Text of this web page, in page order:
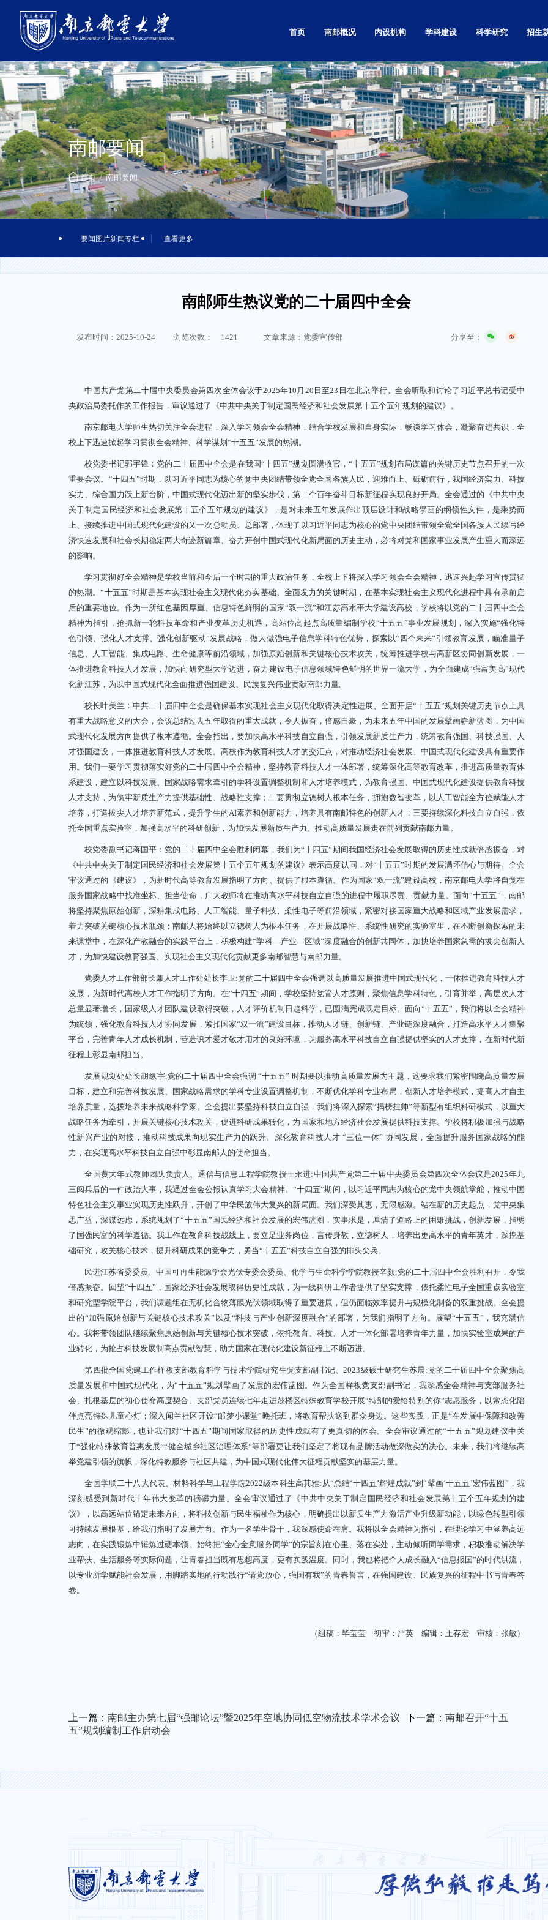
首页 南邮概况
学校章程
南邮精神
校标校训
南邮校史
南邮校歌
现任领导
视频展播
校园实景漫游
校园景色
校区地图
内设机构
教学机构
基层党的组织
科研机构
直属单位和其他
独立学院
学科建设 科学研究
社会科学研究
高等教育研究
科技基础条件平台
学术刊物
招生
研究生
留学生
继续教
就业信
南邮要闻
首页 南邮要闻
要闻图片新闻专栏 查看更多
南邮师生热议党的二十届四中全会
发布时间：2025-10-24 浏览次数： 1421 文章来源：党委宣传部 分享至：
中国共产党第二十届中央委员会第四次全体会议于2025年10月20日至23日在北京举行。全会听取和讨论了习近平总书记受中
央政治局委托作的工作报告，审议通过了《中共中央关于制定国民经济和社会发展第十五个五年规划的建议》。
南京邮电大学师生热切关注全会进程，深入学习领会全会精神，结合学校发展和自身实际，畅谈学习体会，凝聚奋进共识，全
校上下迅速掀起学习贯彻全会精神、科学谋划“十五五”发展的热潮。
校党委书记郭宇锋：党的二十届四中全会是在我国“十四五”规划圆满收官，“十五五”规划布局谋篇的关键历史节点召开的一次
重要会议。“十四五”时期，以习近平同志为核心的党中央团结带领全党全国各族人民，迎难而上、砥砺前行，我国经济实力、科技
实力、综合国力跃上新台阶，中国式现代化迈出新的坚实步伐，第二个百年奋斗目标新征程实现良好开局。全会通过的《中共中央
关于制定国民经济和社会发展第十五个五年规划的建议》，是对未来五年发展作出顶层设计和战略擘画的纲领性文件，是乘势而
上、接续推进中国式现代化建设的又一次总动员、总部署，体现了以习近平同志为核心的党中央团结带领全党全国各族人民续写经
济快速发展和社会长期稳定两大奇迹新篇章、奋力开创中国式现代化新局面的历史主动，必将对党和国家事业发展产生重大而深远
的影响。
学习贯彻好全会精神是学校当前和今后一个时期的重大政治任务，全校上下将深入学习领会全会精神，迅速兴起学习宣传贯彻
的热潮。“十五五”时期是基本实现社会主义现代化夯实基础、全面发力的关键时期，在基本实现社会主义现代化进程中具有承前启
后的重要地位。作为一所红色基因厚重、信息特色鲜明的国家“双一流”和江苏高水平大学建设高校，学校将以党的二十届四中全会
精神为指引，抢抓新一轮科技革命和产业变革历史机遇，高站位高起点高质量编制学校“十五五”事业发展规划，深入实施“强化特
色引领、强化人才支撑、强化创新驱动”发展战略，做大做强电子信息学科特色优势，探索以“四个未来”引领教育发展，瞄准量子
信息、人工智能、集成电路、生命健康等前沿领域，加强原始创新和关键核心技术攻关，统筹推进学校与高新区协同创新发展，一
体推进教育科技人才发展，加快向研究型大学迈进，奋力建设电子信息领域特色鲜明的世界一流大学，为全面建成“强富美高”现代
化新江苏，为以中国式现代化全面推进强国建设、民族复兴伟业贡献南邮力量。
校长叶美兰：中共二十届四中全会是确保基本实现社会主义现代化取得决定性进展、全面开启“十五五”规划关键历史节点上具
有重大战略意义的大会，会议总结过去五年取得的重大成就，令人振奋，倍感自豪，为未来五年中国的发展擘画崭新蓝图，为中国
式现代化发展方向提供了根本遵循。全会指出，要加快高水平科技自立自强，引领发展新质生产力，统筹教育强国、科技强国、人
才强国建设，一体推进教育科技人才发展。高校作为教育科技人才的交汇点，对推动经济社会发展、中国式现代化建设具有重要作
用。我们一要学习贯彻落实好党的二十届四中全会精神，坚持教育科技人才一体部署，统筹深化高等教育改革，推进高质量教育体
系建设，建立以科技发展、国家战略需求牵引的学科设置调整机制和人才培养模式，为教育强国、中国式现代化建设提供教育科技
人才支持，为筑牢新质生产力提供基础性、战略性支撑；二要贯彻立德树人根本任务，拥抱数智变革，以人工智能全方位赋能人才
培养，打造拔尖人才培养新范式，提升学生的AI素养和创新能力，培养具有南邮特色的创新人才；三要持续深化科技自立自强，依
托全国重点实验室，加强高水平的科研创新，为加快发展新质生产力、推动高质量发展走在前列贡献南邮力量。
校党委副书记蒋国平：党的二十届四中全会胜利闭幕，我们为“十四五”期间我国经济社会发展取得的历史性成就倍感振奋，对
《中共中央关于制定国民经济和社会发展第十五个五年规划的建议》表示高度认同，对“十五五”时期的发展满怀信心与期待。全会
审议通过的《建议》，为新时代高等教育发展指明了方向、提供了根本遵循。作为国家“双一流”建设高校，南京邮电大学将自觉在
服务国家战略中找准坐标、担当使命，广大教师将在推动高水平科技自立自强的进程中履职尽责、贡献力量。面向“十五五”，南邮
将坚持聚焦原始创新，深耕集成电路、人工智能、量子科技、柔性电子等前沿领域，紧密对接国家重大战略和区域产业发展需求，
着力突破关键核心技术瓶颈；南邮人将始终以立德树人为根本任务，在开展战略性、系统性研究的实验室里，在不断创新探索的未
来课堂中，在深化产教融合的实践平台上，积极构建“学科—产业—区域”深度融合的创新共同体，加快培养国家急需的拔尖创新人
才，为加快建设教育强国、实现社会主义现代化贡献更多南邮智慧与南邮力量。
党委人才工作部部长兼人才工作处处长李卫:党的二十届四中全会强调以高质量发展推进中国式现代化，一体推进教育科技人才
发展，为新时代高校人才工作指明了方向。在“十四五”期间，学校坚持党管人才原则，聚焦信息学科特色，引育并举，高层次人才
总量显著增长，国家级人才团队建设取得突破，人才评价机制日趋科学，已圆满完成既定目标。面向“十五五”，我们将以全会精神
为统领，强化教育科技人才协同发展，紧扣国家“双一流”建设目标，推动人才链、创新链、产业链深度融合，打造高水平人才集聚
平台，完善青年人才成长机制，营造识才爱才敬才用才的良好环境，为服务高水平科技自立自强提供坚实的人才支撑，在新时代新
征程上彰显南邮担当。
发展规划处处长胡纵宇:党的二十届四中全会强调 “十五五” 时期要以推动高质量发展为主题，这要求我们紧密围绕高质量发展
目标，建立和完善科技发展、国家战略需求的学科专业设置调整机制，不断优化学科专业布局，创新人才培养模式，提高人才自主
培养质量，选拔培养未来战略科学家。全会提出要坚持科技自立自强，我们将深入探索“揭榜挂帅”等新型有组织科研模式，以重大
战略任务为牵引，开展关键核心技术攻关，促进科研成果转化，为国家和地方经济社会发展提供科技支撑。学校将积极加强与战略
性新兴产业的对接，推动科技成果向现实生产力的跃升。深化教育科技人才 “三位一体” 协同发展，全面提升服务国家战略的能
力，在实现高水平科技自立自强中彰显南邮人的使命担当。
全国黄大年式教师团队负责人、通信与信息工程学院教授王永进:中国共产党第二十届中央委员会第四次全体会议是2025年九
三阅兵后的一件政治大事，我通过全会公报认真学习大会精神。“十四五”期间，以习近平同志为核心的党中央领航掌舵，推动中国
特色社会主义事业实现历史性跃升，开创了中华民族伟大复兴的新局面。我们深受其惠，无限感激。站在新的历史起点，党中央集
思广益，深谋远虑，系统规划了“十五五”国民经济和社会发展的宏伟蓝图，实事求是，厘清了道路上的困难挑战，创新发展，指明
了国强民富的科学遵循。我工作在教育科技战线上，要立足业务岗位，言传身教，立德树人，培养出更高水平的青年英才，深挖基
础研究，攻关核心技术，提升科研成果的竞争力，勇当“十五五”科技自立自强的排头尖兵。
民进江苏省委委员、中国可再生能源学会光伏专委会委员、化学与生命科学学院教授辛颢:党的二十届四中全会胜利召开，令我
倍感振奋。回望“十四五”，国家经济社会发展取得历史性成就，为一线科研工作者提供了坚实支撑，依托柔性电子全国重点实验室
和研究型学院平台，我们课题组在无机化合物薄膜光伏领域取得了重要进展，但仍面临效率提升与规模化制备的双重挑战。全会提
出的“加强原始创新与关键核心技术攻关”以及“科技与产业创新深度融合”的部署，为我们指明了方向。展望“十五五”，我充满信
心。我将带领团队继续聚焦原始创新与关键核心技术突破，依托教育、科技、人才一体化部署培养青年力量，加快实验室成果的产
业转化，为抢占科技发展制高点贡献智慧，助力国家在现代化建设新征程上不断迈进。
第四批全国党建工作样板支部教育科学与技术学院研究生党支部副书记、2023级硕士研究生苏晨:党的二十届四中全会聚焦高
质量发展和中国式现代化，为“十五五”规划擘画了发展的宏伟蓝图。作为全国样板党支部副书记，我深感全会精神与支部服务社
会、扎根基层的初心使命高度契合。支部党员连续七年走进鼓楼区特殊教育学校开展“特别的爱给特别的你”志愿服务，以常态化陪
伴点亮特殊儿童心灯；深入闻兰社区开设“邮梦小课堂”晚托班，将教育帮扶送到群众身边。这些实践，正是“在发展中保障和改善
民生”的微观缩影，也让我们对“十四五”期间国家取得的历史性成就有了更真切的体会。全会审议通过的“十五五”规划建议中关
于“强化特殊教育普惠发展”“健全城乡社区治理体系”等部署更让我们坚定了将现有品牌活动做深做实的决心。未来，我们将继续高
举党建引领的旗帜，深化特教服务与社区共建，为中国式现代化伟大征程贡献坚实的基层力量。
全国学联二十八大代表、材料科学与工程学院2022级本科生高其雅:从“总结‘十四五’辉煌成就”到“擘画‘十五五’宏伟蓝图”，我
深刻感受到新时代十年伟大变革的磅礴力量。全会审议通过了《中共中央关于制定国民经济和社会发展第十五个五年规划的建
议》，以高远站位锚定未来方向，将科技创新与民生福祉作为核心，明确提出以新质生产力激活产业升级新动能，以绿色转型引领
可持续发展根基，给我们指明了发展方向。作为一名学生骨干，我深感使命在肩。我将以全会精神为指引，在理论学习中涵养高远
志向，在实践锻炼中锤炼过硬本领。始终把“全心全意服务同学”的宗旨刻在心里、落在实处，主动倾听同学需求，积极推动解决学
业帮扶、生活服务等实际问题，让青春担当既有思想高度，更有实践温度。同时，我也将把个人成长融入“信息报国”的时代洪流，
以专业所学赋能社会发展，用脚踏实地的行动践行“请党放心，强国有我”的青春誓言，在强国建设、民族复兴的征程中书写青春答
卷。
（组稿：毕莹莹 初审：严英 编辑：王存宏 审核：张敏）
上一篇： 南邮主办第七届“强邮论坛”暨2025年空地协同低空物流技术学术会议 下一篇： 南邮召开“十五
五”规划编制工作启动会